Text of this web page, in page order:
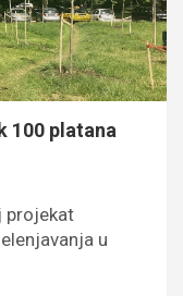
100 platana
projekat
u